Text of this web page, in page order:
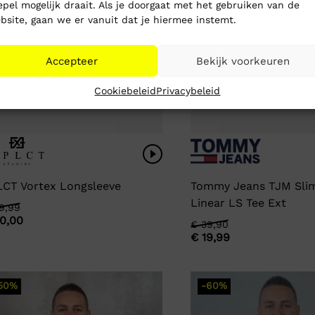
mogelijk draait. Als je doorgaat met het gebruiken van de
gaan we er vanuit dat je hiermee instemt.
Accepteer Bekijk voorkeuren
CookiebeleidPrivacybeleid
Vortex Longsleeve
Tommy Jeans TJM
Linear LS Tee Ext
€39,90
Oorspronkelijke
prijs
€ 39,90.
€19,99
Huidige
prijs
€ 19,99.
-60%